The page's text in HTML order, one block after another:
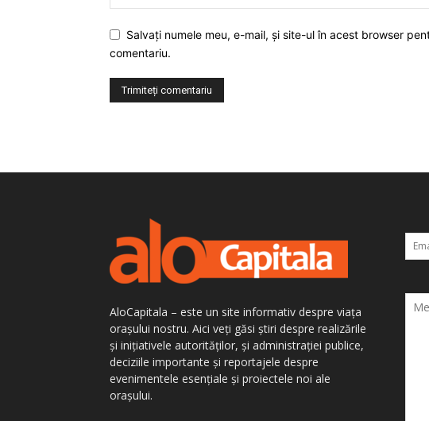
Salvaţi numele meu, e-mail, şi site-ul în acest browser
comentariu.
AloCapitala – este un site informativ despre viața
orașului nostru. Aici veți găsi știri despre realizările
și inițiativele autorităților, și administrației publice,
deciziile importante și reportajele despre
evenimentele esențiale și proiectele noi ale
orașului.